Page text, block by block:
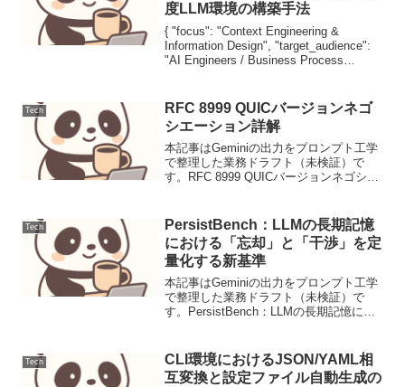
度LLM環境の構築手法
{ "focus": "Context Engineering &
Information Design", "target_audience":
"AI Engineers / Business Process
Tech
RFC 8999 QUICバージョンネゴ
シエーション詳解
本記事はGeminiの出力をプロンプト工学
で整理した業務ドラフト（未検証）で
す。RFC 8999 QUICバージョンネゴシエ
盤...
Tech
PersistBench：LLMの長期記憶
における「忘却」と「干渉」を定
量化する新基準
本記事はGeminiの出力をプロンプト工学
で整理した業務ドラフト（未検証）で
す。PersistBench：LLMの長期記憶にお
の文脈情報を保持する際、後続情報が既
存記...
Tech
CLI環境におけるJSON/YAML相
互変換と設定ファイル自動生成の